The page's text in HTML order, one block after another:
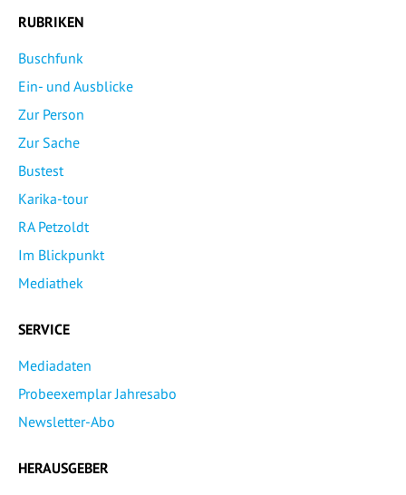
RUBRIKEN
Buschfunk
Ein- und Ausblicke
Zur Person
Zur Sache
Bustest
Karika-tour
RA Petzoldt
Im Blickpunkt
Mediathek
SERVICE
Mediadaten
Probeexemplar Jahresabo
Newsletter-Abo
HERAUSGEBER